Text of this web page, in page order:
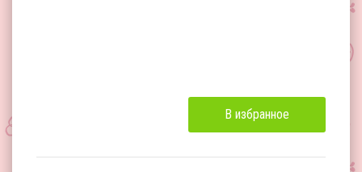
В избранное